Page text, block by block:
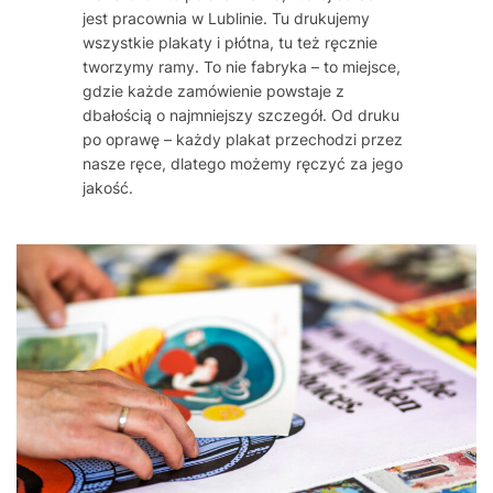
jest pracownia w Lublinie. Tu drukujemy
wszystkie plakaty i płótna, tu też ręcznie
tworzymy ramy. To nie fabryka – to miejsce,
gdzie każde zamówienie powstaje z
dbałością o najmniejszy szczegół. Od druku
po oprawę – każdy plakat przechodzi przez
nasze ręce, dlatego możemy ręczyć za jego
jakość.